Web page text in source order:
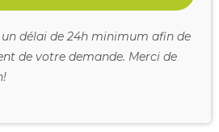
un délai de 24h minimum afin de
de votre demande. Merci de